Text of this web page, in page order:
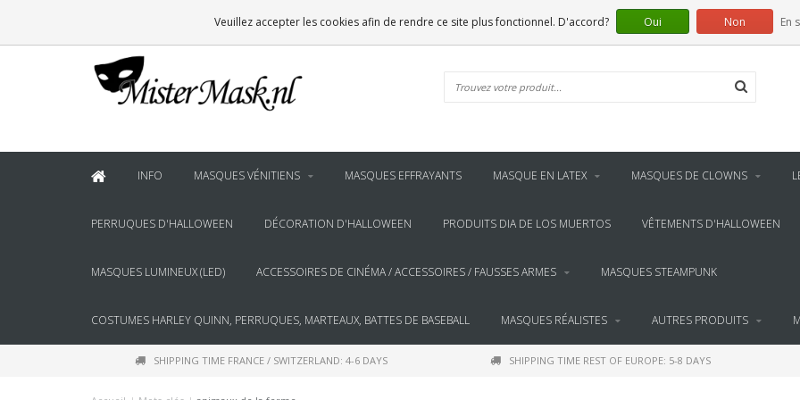
GRATIS BEZORGING
INFO MASQUES VÉNITIENS MASQUES EFFRAYANTS MASQUE EN LATEX MASQUES DE CLOWNS
PERRUQUES D'HALLOWEEN DÉCORATION D'HALLOWEEN PRODUITS DIA DE LOS MUERTOS VÊTEMENTS D'HALLOWEEN
MASQUES LUMINEUX (LED) ACCESSOIRES DE CINÉMA / ACCESSOIRES / FAUSSES ARMES MASQUES STEAMPUNK
COSTUMES HARLEY QUINN, PERRUQUES, MARTEAUX, BATTES DE BASEBALL MASQUES RÉALISTES AUTRES PRODUITS
SHIPPING TIME FRANCE / SWITZERLAND: 4-6 DAYS SHIPPING TIME REST OF EUROPE: 5-8 DAYS
Veuillez accepter les cookies afin de rendre ce site plus fonctionnel. D'accord? Oui Non En